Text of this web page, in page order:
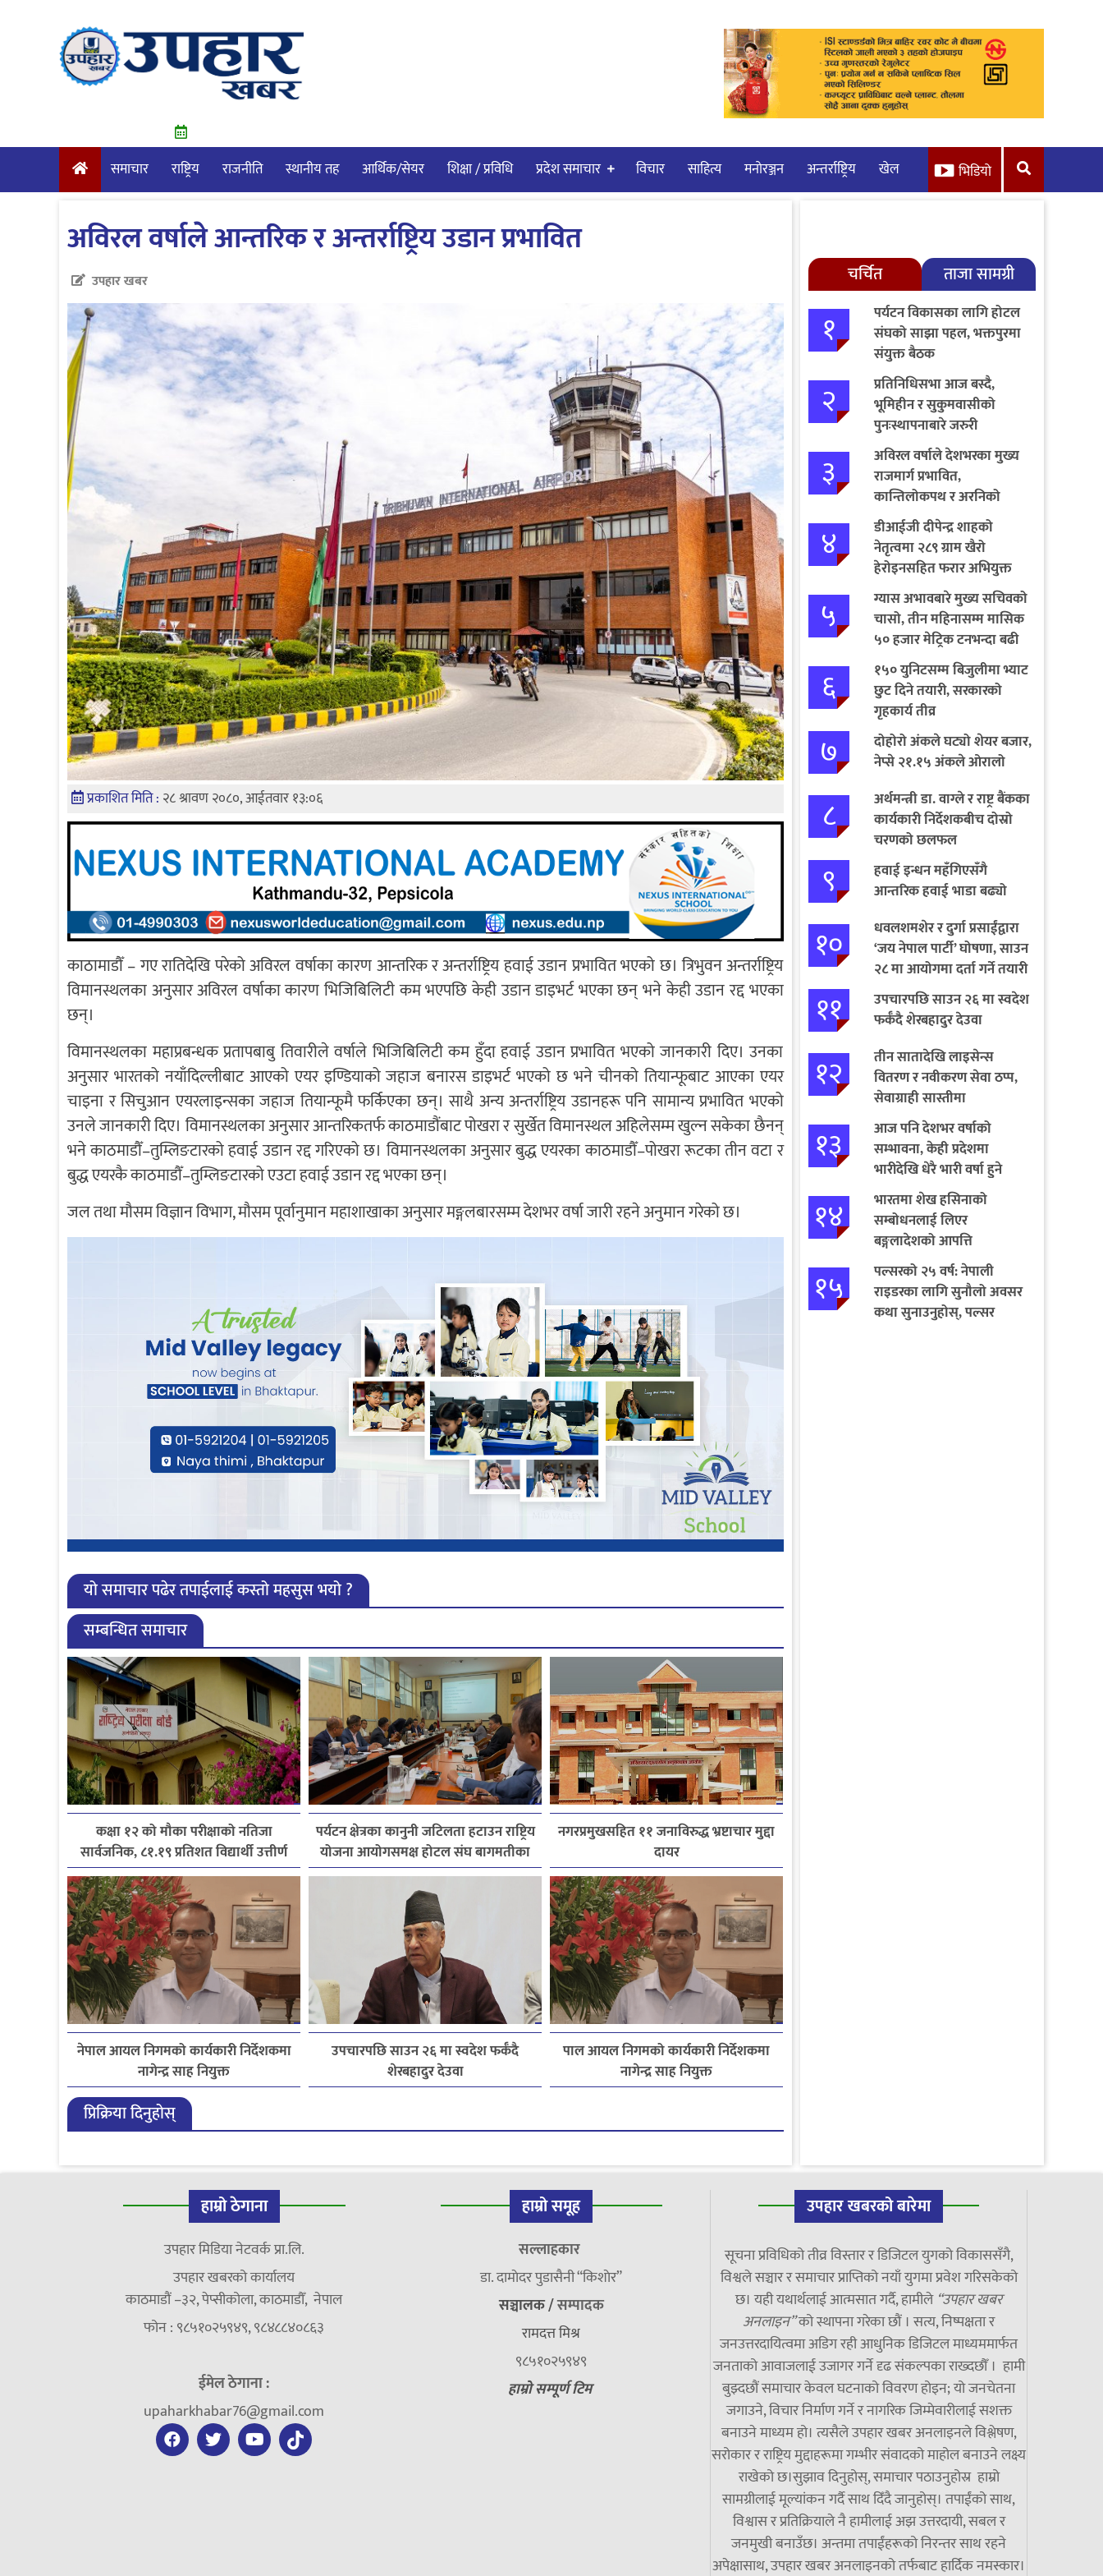
समाचार राष्ट्रिय राजनीति स्थानीय तह आर्थिक/सेयर शिक्षा / प्रविधि प्रदेश समाचार विचार साहित्य मनाेरञ्जन अन्तर्राष्ट्रिय खेल भिडियो
अविरल वर्षाले आन्तरिक र अन्तर्राष्ट्रिय उडान प्रभावित
उपहार खबर
प्रकाशित मिति : २८ श्रावण २०८०, आईतवार १३:०६
काठामाडौँ – गए रातिदेखि परेको अविरल वर्षाका कारण आन्तरिक र अन्तर्राष्ट्रिय हवाई उडान प्रभावित भएको छ। त्रिभुवन अन्तर्राष्ट्रिय
विमानस्थलका अनुसार अविरल वर्षाका कारण भिजिबिलिटी कम भएपछि केही उडान डाइभर्ट भएका छन् भने केही उडान रद्द भएका
छन्।
विमानस्थलका महाप्रबन्धक प्रतापबाबु तिवारीले वर्षाले भिजिबिलिटी कम हुँदा हवाई उडान प्रभावित भएको जानकारी दिए। उनका
अनुसार भारतको नयाँदिल्लीबाट आएको एयर इण्डियाको जहाज बनारस डाइभर्ट भएको छ भने चीनको तियान्फूबाट आएका एयर
चाइना र सिचुआन एयरलाइन्सका जहाज तियान्फूमै फर्किएका छन्। साथै अन्य अन्तर्राष्ट्रिय उडानहरू पनि सामान्य प्रभावित भएको
उनले जानकारी दिए। विमानस्थलका अनुसार आन्तरिकतर्फ काठमाडौंबाट पोखरा र सुर्खेत विमानस्थल अहिलेसम्म खुल्न सकेका छैनन्
भने काठमाडौँ–तुम्लिङटारको हवाई उडान रद्द गरिएको छ। विमानस्थलका अनुसार बुद्ध एयरका काठमाडौँ–पोखरा रूटका तीन वटा र
बुद्ध एयरकै काठमाडौँ–तुम्लिङटारको एउटा हवाई उडान रद्द भएका छन्।
जल तथा मौसम विज्ञान विभाग, मौसम पूर्वानुमान महाशाखाका अनुसार मङ्गलबारसम्म देशभर वर्षा जारी रहने अनुमान गरेको छ।
यो समाचार पढेर तपाईलाई कस्तो महसुस भयो ?
सम्बन्धित समाचार
कक्षा १२ को मौका परीक्षाको नतिजा
सार्वजनिक, ८१.१९ प्रतिशत विद्यार्थी उत्तीर्ण
पर्यटन क्षेत्रका कानुनी जटिलता हटाउन राष्ट्रिय
योजना आयोगसमक्ष होटल संघ बागमतीका
पाँचबुँदे माग
नगरप्रमुखसहित ११ जनाविरुद्ध भ्रष्टाचार मुद्दा
दायर
नेपाल आयल निगमको कार्यकारी निर्देशकमा
नागेन्द्र साह नियुक्त
उपचारपछि साउन २६ मा स्वदेश फर्कँदै
शेरबहादुर देउवा
पाल आयल निगमको कार्यकारी निर्देशकमा
नागेन्द्र साह नियुक्त
प्रिक्रिया दिनुहोस्
चर्चित ताजा सामग्री
१
पर्यटन विकासका लागि होटल
संघको साझा पहल, भक्तपुरमा
संयुक्त बैठक
२
प्रतिनिधिसभा आज बस्दै,
भूमिहीन र सुकुमवासीको
पुनःस्थापनाबारे जरुरी
प्रस्तावमाथि छलफल हुने
३
अविरल वर्षाले देशभरका मुख्य
राजमार्ग प्रभावित,
कान्तिलोकपथ र अरनिको
राजमार्ग पूर्ण अवरुद्ध
४
डीआईजी दीपेन्द्र शाहको
नेतृत्वमा २८९ ग्राम खैरो
हेरोइनसहित फरार अभियुक्त
पक्राउ
५
ग्यास अभावबारे मुख्य सचिवको
चासो, तीन महिनासम्म मासिक
५० हजार मेट्रिक टनभन्दा बढी
आयात गर्ने निर्णय
६
१५० युनिटसम्म बिजुलीमा भ्याट
छुट दिने तयारी, सरकारको
गृहकार्य तीव्र
७
दोहोरो अंकले घट्यो शेयर बजार,
नेप्से २१.१५ अंकले ओरालो
८
अर्थमन्त्री डा. वाग्ले र राष्ट्र बैंकका
कार्यकारी निर्देशकबीच दोस्रो
चरणको छलफल
९
हवाई इन्धन महँगिएसँगै
आन्तरिक हवाई भाडा बढ्यो
१०
धवलशमशेर र दुर्गा प्रसाईंद्वारा
‘जय नेपाल पार्टी’ घोषणा, साउन
२८ मा आयोगमा दर्ता गर्ने तयारी
११
उपचारपछि साउन २६ मा स्वदेश
फर्कँदै शेरबहादुर देउवा
१२
तीन सातादेखि लाइसेन्स
वितरण र नवीकरण सेवा ठप्प,
सेवाग्राही सास्तीमा
१३
आज पनि देशभर वर्षाको
सम्भावना, केही प्रदेशमा
भारीदेखि धेरै भारी वर्षा हुने
चेतावनी
१४
भारतमा शेख हसिनाको
सम्बोधनलाई लिएर
बङ्गलादेशको आपत्ति
१५
पल्सरको २५ वर्ष: नेपाली
राइडरका लागि सुनौलो अवसर
कथा सुनाउनुहोस्, पल्सर
हाम्रो ठेगाना
उपहार मिडिया नेटवर्क प्रा.लि.
उपहार खबरको कार्यालय
काठमाडौं –३२, पेप्सीकोला, काठमाडौँ, नेपाल
फोन : ९८५१०२५९४९, ९८४८८४०८६३
ईमेल ठेगाना :
upaharkhabar76@gmail.com
हाम्रो समूह
सल्लाहकार
डा. दामाेदर पुडासैनी “किशाेर”
सञ्चालक /सम्पादक
रामदत्त मिश्र
९८५१०२५९४९
हाम्रो सम्पूर्ण टिम
उपहार खबरको बारेमा
सूचना प्रविधिको तीव्र विस्तार र डिजिटल युगको विकाससँगै,
विश्वले सञ्चार र समाचार प्राप्तिको नयाँ युगमा प्रवेश गरिसकेको
छ। यही यथार्थलाई आत्मसात गर्दै, हामीले “उपहार खबर
अनलाइन”को स्थापना गरेका छौं । सत्य, निष्पक्षता र
जनउत्तरदायित्वमा अडिग रही आधुनिक डिजिटल माध्यममार्फत
जनताको आवाजलाई उजागर गर्ने दृढ संकल्पका राख्दछौँ । हामी
बुझ्दछौं समाचार केवल घटनाको विवरण होइन; यो जनचेतना
जगाउने, विचार निर्माण गर्ने र नागरिक जिम्मेवारीलाई सशक्त
बनाउने माध्यम हो। त्यसैले उपहार खबर अनलाइनले विश्लेषण,
सरोकार र राष्ट्रिय मुद्दाहरूमा गम्भीर संवादको माहोल बनाउने लक्ष्य
राखेको छ।सुझाव दिनुहोस्, समाचार पठाउनुहोस्र हाम्रो
सामग्रीलाई मूल्यांकन गर्दै साथ दिँदै जानुहोस्। तपाईंको साथ,
विश्वास र प्रतिक्रियाले नै हामीलाई अझ उत्तरदायी, सबल र
जनमुखी बनाउँछ। अन्तमा तपाईंहरूको निरन्तर साथ रहने
अपेक्षासाथ, उपहार खबर अनलाइनको तर्फबाट हार्दिक नमस्कार।